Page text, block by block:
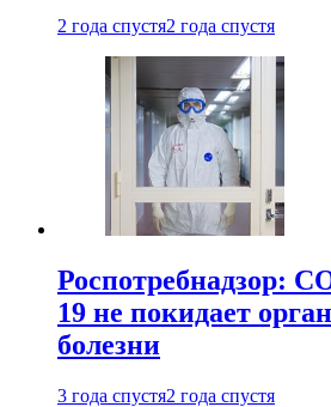
2 года спустя2 года спустя
Роспотребнадзор:
19 не покидает
болезни
3 года спустя2 года спустя